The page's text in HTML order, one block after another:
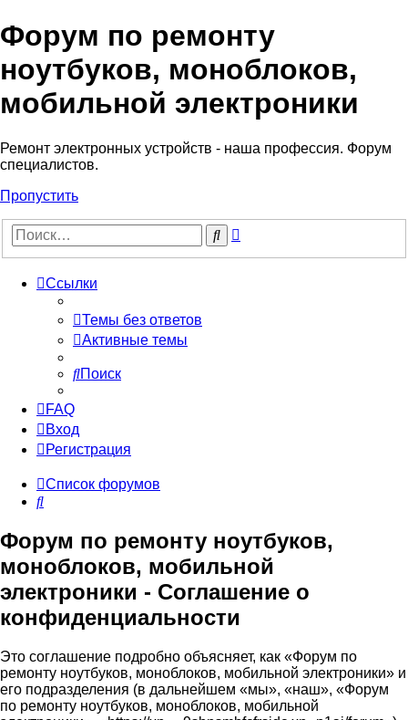
Регистрация
Форум по ремонту
ноутбуков, моноблоков,
мобильной электроники
Ремонт электронных устройств - наша профессия. Форум
специалистов.
Пропустить
Поиск
Ссылки
Темы без ответов
Активные темы
Поиск
FAQ
Вход
Регистрация
Список форумов
Поиск
Форум по ремонту ноутбуков,
моноблоков, мобильной
электроники - Соглашение о
конфиденциальности
Это соглашение подробно объясняет, как «Форум по
ремонту ноутбуков, моноблоков, мобильной электроники» и
его подразделения (в дальнейшем «мы», «наш», «Форум
по ремонту ноутбуков, моноблоков, мобильной